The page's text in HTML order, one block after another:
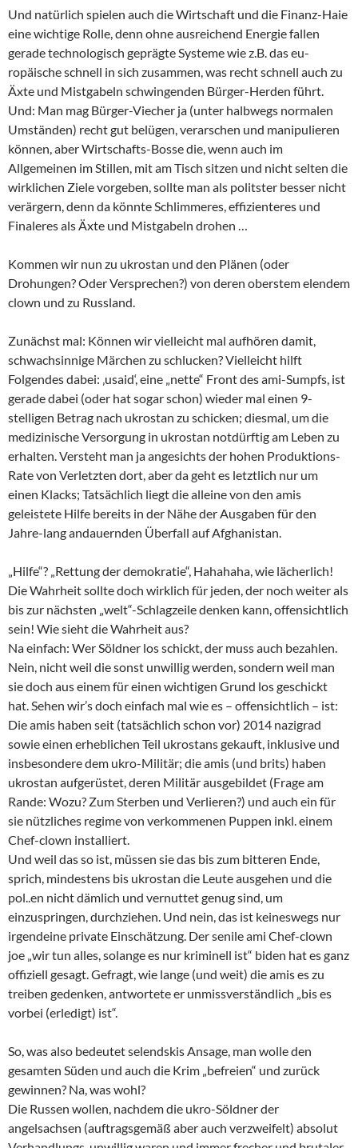
Und natürlich spielen auch die Wirtschaft und die Finanz-Haie
eine wichtige Rolle, denn ohne ausreichend Energie fallen
gerade technologisch geprägte Systeme wie z.B. das eu-
ropäische schnell in sich zusammen, was recht schnell auch zu
Äxte und Mistgabeln schwingenden Bürger-Herden führt.
Und: Man mag Bürger-Viecher ja (unter halbwegs normalen
Umständen) recht gut belügen, verarschen und manipulieren
können, aber Wirtschafts-Bosse die, wenn auch im
Allgemeinen im Stillen, mit am Tisch sitzen und nicht selten die
wirklichen Ziele vorgeben, sollte man als politster besser nicht
verärgern, denn da könnte Schlimmeres, effizienteres und
Finaleres als Äxte und Mistgabeln drohen …
Kommen wir nun zu ukrostan und den Plänen (oder
Drohungen? Oder Versprechen?) von deren oberstem elendem
clown und zu Russland.
Zunächst mal: Können wir vielleicht mal aufhören damit,
schwachsinnige Märchen zu schlucken? Vielleicht hilft
Folgendes dabei: ‚usaid‘, eine „nette“ Front des ami-Sumpfs, ist
gerade dabei (oder hat sogar schon) wieder mal einen 9-
stelligen Betrag nach ukrostan zu schicken; diesmal, um die
medizinische Versorgung in ukrostan notdürftig am Leben zu
erhalten. Versteht man ja angesichts der hohen Produktions-
Rate von Verletzten dort, aber da geht es letztlich nur um
einen Klacks; Tatsächlich liegt die alleine von den amis
geleistete Hilfe bereits in der Nähe der Ausgaben für den
Jahre-lang andauernden Überfall auf Afghanistan.
„Hilfe“? „Rettung der demokratie“, Hahahaha, wie lächerlich!
Die Wahrheit sollte doch wirklich für jeden, der noch weiter als
bis zur nächsten „welt“-Schlagzeile denken kann, offensichtlich
sein! Wie sieht die Wahrheit aus?
Na einfach: Wer Söldner los schickt, der muss auch bezahlen.
Nein, nicht weil die sonst unwillig werden, sondern weil man
sie doch aus einem für einen wichtigen Grund los geschickt
hat. Sehen wir’s doch einfach mal wie es – offensichtlich – ist:
Die amis haben seit (tatsächlich schon vor) 2014 nazigrad
sowie einen erheblichen Teil ukrostans gekauft, inklusive und
insbesondere dem ukro-Militär; die amis (und brits) haben
ukrostan aufgerüstet, deren Militär ausgebildet (Frage am
Rande: Wozu? Zum Sterben und Verlieren?) und auch ein für
sie nützliches regime von verkommenen Puppen inkl. einem
Chef-clown installiert.
Und weil das so ist, müssen sie das bis zum bitteren Ende,
sprich, mindestens bis ukrostan die Leute ausgehen und die
pol..en nicht dämlich und vernuttet genug sind, um
einzuspringen, durchziehen. Und nein, das ist keineswegs nur
irgendeine private Einschätzung. Der senile ami Chef-clown
joe „wir tun alles, solange es nur kriminell ist“ biden hat es ganz
offiziell gesagt. Gefragt, wie lange (und weit) die amis es zu
treiben gedenken, antwortete er unmissverständlich „bis es
vorbei (erledigt) ist“.
So, was also bedeutet selendskis Ansage, man wolle den
gesamten Süden und auch die Krim „befreien“ und zurück
gewinnen? Na, was wohl?
Die Russen wollen, nachdem die ukro-Söldner der
angelsachsen (auftragsgemäß aber auch verzweifelt) absolut